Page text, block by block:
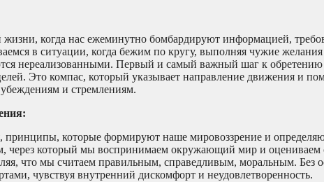
когда нас ежеминутно бомбардируют информацией,
в ситуации, когда бежим по кругу, выполняя чужие
нереализованными. Первый и самый важный шаг к
Это компас, который указывает направление движения и
и стремлениям.
которые формируют наше мировоззрение и
через который мы воспринимаем окружающий мир и
что мы считаем правильным, справедливым, моральным. Без
чувствуя внутренний дискомфорт и неудовлетворенность.